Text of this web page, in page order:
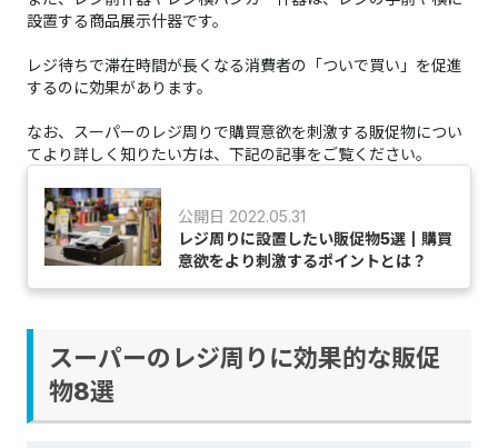
設置する商品展示什器です。
レジ待ちで滞在時間が長くなる消費者の「ついで買い」を促進
するのに効果があります。
なお、スーパーのレジ周りで購買意欲を刺激する販促物につい
てより詳しく知りたい方は、下記の記事をご覧ください。
公開日 2022.05.31
レジ周りに設置したい販促物5選┃購買
意欲をより刺激するポイントとは？
スーパーのレジ周りに効果的な販促
物8選​​​​​​​​​​​​​​